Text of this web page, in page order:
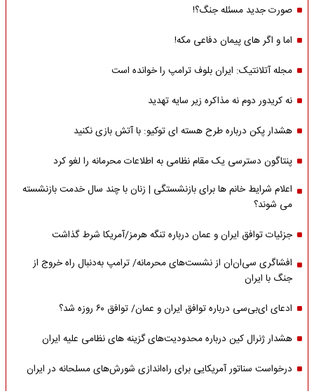
صورت جدید مسئله جنگ؟!
اما و اگر های پیمان دفاعی مکه!
مجله آتلانتیک: ایران بلوف ترامپ را خوانده است
نه کریدور دوم نه مذاکره زیر سایه تهدید
هشدار پکن درباره طرح هسته ای توکیو: با آتش بازی نکنید
پنتاگون دسترسی یک مقام نظامی به اطلاعات محرمانه را لغو کرد
اعلام شرایط خانم ها برای بازنشستگی | زنان با چند سال خدمت بازنشسته
می شوند؟
جزئیات توافق ایران و عمان درباره تنگه هرمز/آمریکا شرط گذاشت
افشاگری سی‌ان‌ان از نشست‌های محرمانه/ ترامپ به‌دنبال راه خروج از
جنگ با ایران
ادعای ای‌بی‌سی درباره توافق ایران و عمان/ توافق ۶۰ روزه شد؟
هشدار ژنرال کین درباره محدودیت‌های گزینه های نظامی علیه ایران
درخواست سناتور آمریکایی برای راه‌اندازی شورش‌های مسلحانه در ایران